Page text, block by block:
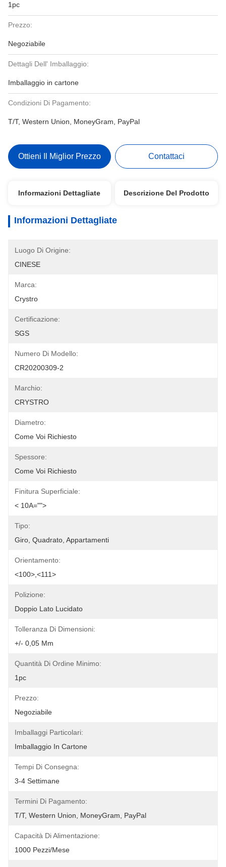
1pc
Prezzo:
Negoziabile
Dettagli Dell' Imballaggio:
Imballaggio in cartone
Condizioni Di Pagamento:
T/T, Western Union, MoneyGram, PayPal
Ottieni Il Miglior Prezzo Contattaci
Informazioni Dettagliate Descrizione Del Prodotto
Informazioni Dettagliate
Luogo Di Origine:
CINESE
Marca:
Crystro
Certificazione:
SGS
Numero Di Modello:
CR20200309-2
Marchio:
CRYSTRO
Diametro:
Come Voi Richiesto
Spessore:
Come Voi Richiesto
Finitura Superficiale:
< 10A="">
Tipo:
Giro, Quadrato, Appartamenti
Orientamento:
<100>,<111>
Polizione:
Doppio Lato Lucidato
Tolleranza Di Dimensioni:
+/- 0,05 Mm
Quantità Di Ordine Minimo:
1pc
Prezzo:
Negoziabile
Imballaggi Particolari:
Imballaggio In Cartone
Tempi Di Consegna:
3-4 Settimane
Termini Di Pagamento:
T/T, Western Union, MoneyGram, PayPal
Capacità Di Alimentazione:
1000 Pezzi/mese